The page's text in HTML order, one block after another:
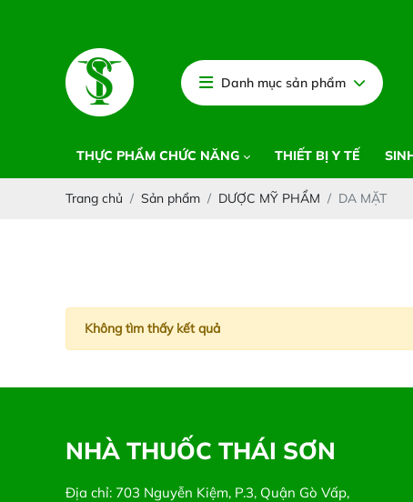
Danh mục sản phẩm
THỰC PHẨM CHỨC NĂNG
THIẾT BỊ Y TẾ
Trang chủ Sản phẩm DƯỢC MỸ PHẨM DA MẶT
Không tìm thấy kết quả
NHÀ THUỐC THÁI SƠN
Địa chỉ: 703 Nguyễn Kiệm, P.3, Quận Gò Vấp,